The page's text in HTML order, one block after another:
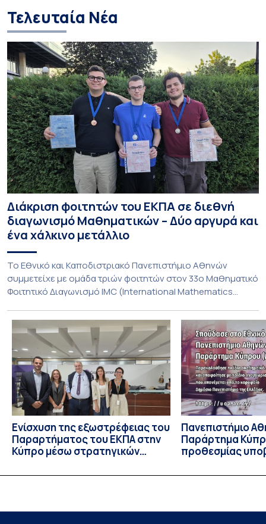
Τελευταία Νέα
Διάκριση φοιτητών του ΕΚΠΑ σε διεθνή
διαγωνισμό Μαθηματικών – Δύο αργυρά και
ένα χάλκινο μετάλλιο
To Εθνικό και Καποδιστριακό Πανεπιστήμιο Αθηνών
συμμετείχε με ομάδα τριών φοιτητών στον 33ο Μαθηματικό
Φοιτητικό Διαγωνισμό IMC (International Mathematics
Ιουλίου στο Blagoevgrad της Βουλγαρίας. Σε αυτόν
συμμετείχαν 447 φοιτητές εκπροσωπώντας 135
πανεπιστήμια από 46 χώρες. Από την Ελλάδα, συμμετείχαν
επίσης το Εθνικό Μετσόβιο Πολυτεχνείο, το Αριστοτέλειο
Πανεπιστήμιο […]
Ενίσχυση της εξωστρέφειας του
Παραρτήματος του ΕΚΠΑ στην
Κύπρο μέσω στρατηγικών
Πανεπιστήμιο
Παράρτημα
προθεσμίας
υποψηφίων